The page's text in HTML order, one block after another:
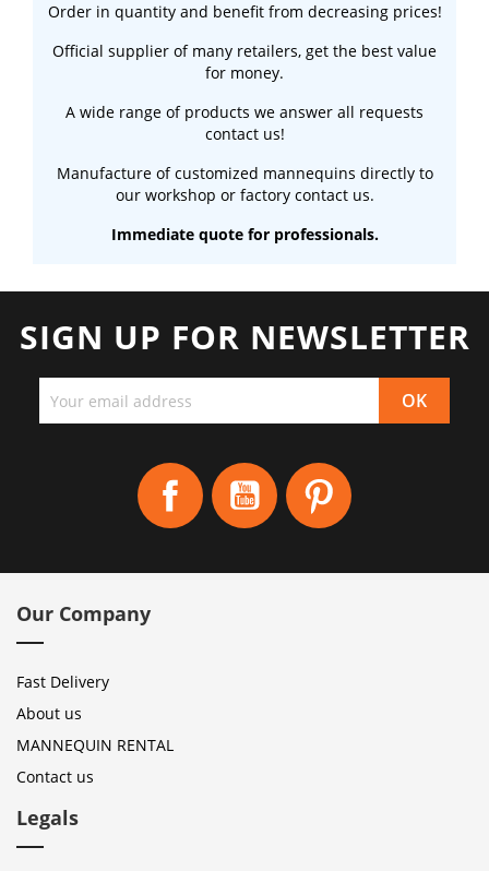
Order in quantity and benefit from decreasing prices!
Official supplier of many retailers, get the best value
for money.
A wide range of products we answer all requests
contact us!
Manufacture of customized mannequins directly to
our workshop or factory contact us.
Immediate quote for professionals.
SIGN UP FOR NEWSLETTER
Facebook YouTube
Our Company
Fast Delivery
About us
MANNEQUIN RENTAL
Contact us
Legals